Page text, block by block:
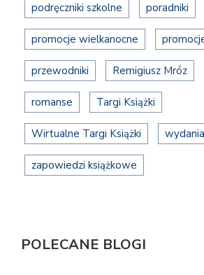
podręczniki szkolne poradniki
promocje wielkanocne
przewodniki Remigiusz Mróz
romanse Targi Książki
Wirtualne Targi Książki
zapowiedzi książkowe
POLECANE BLOGI